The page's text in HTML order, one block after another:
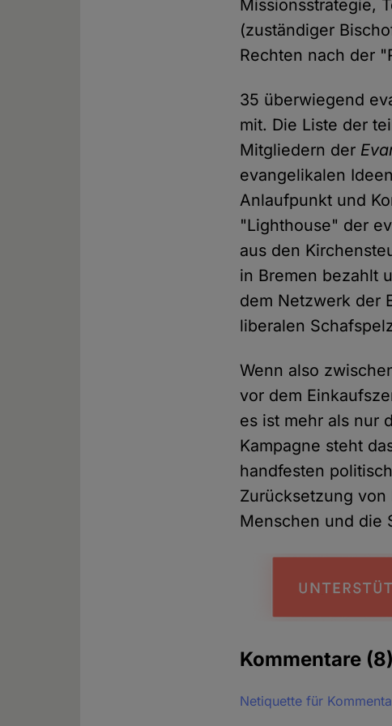
Missionsstrategie,
(zuständiger
Rechten nach der
35 überwiegend
mit. Die Liste der
Mitgliedern der
evangelikalen
Anlaufpunkt und
"Lighthouse" der
aus den
in Bremen bezahlt
dem Netzwerk der
liberalen
Wenn also
vor dem
es ist mehr als nur
Kampagne steht
handfesten
Zurücksetzung
Menschen und die
Kommentare (8)
Netiquette für